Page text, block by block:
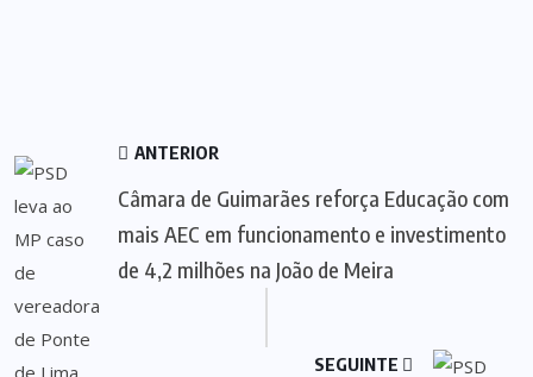
ANTERIOR
Câmara de Guimarães reforça Educação com
mais AEC em funcionamento e investimento
de 4,2 milhões na João de Meira
SEGUINTE